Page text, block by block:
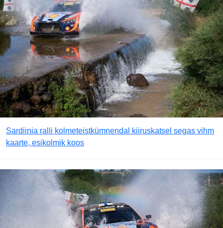
Sardiinia ralli kolmeteistkümnendal kiiruskatsel segas vihm
kaarte, esikolmik koos